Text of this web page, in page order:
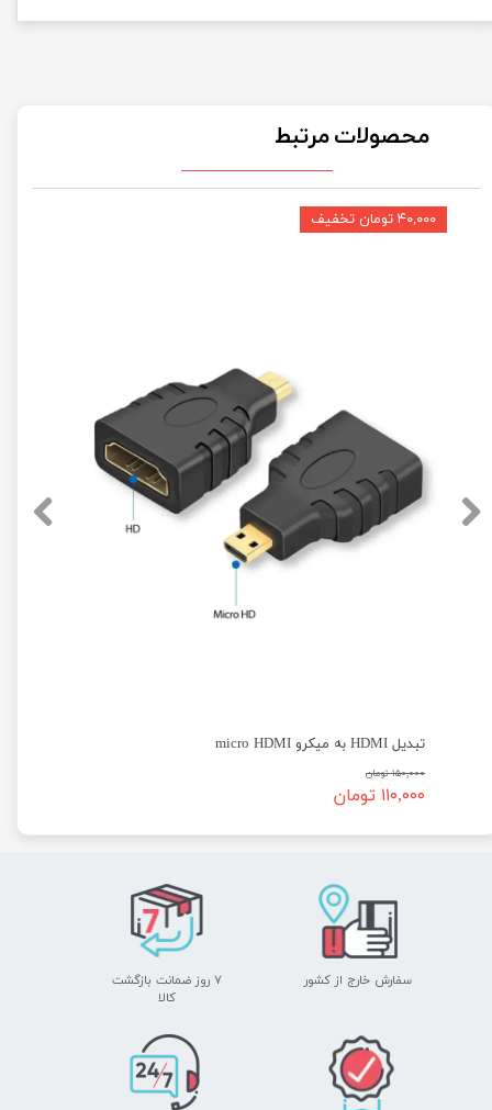
محصولات مرتبط
تبدیل HDMI به میکرو micro HDMI
۱۵۰,۰۰۰ تومان
۱۱۰,۰۰۰ تومان
۴۰,۰۰۰ تومان تخفیف
سفارش خارج از کشور
۷ روز ضمانت بازگشت
​​​​​​​کالا